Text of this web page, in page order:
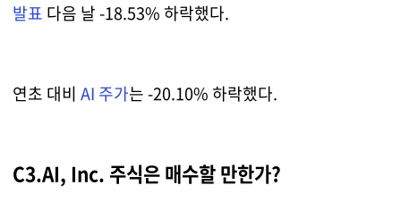
발표 다음 날 -18.53% 하락했다.
연초 대비 AI 주가는 -20.10% 하락했다.
C3.AI, Inc. 주식은 매수할 만한가?